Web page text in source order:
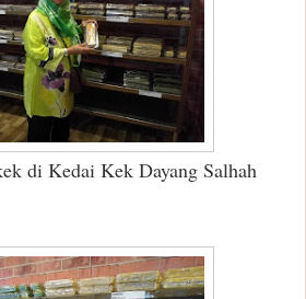
di Kedai Kek Dayang Salhah